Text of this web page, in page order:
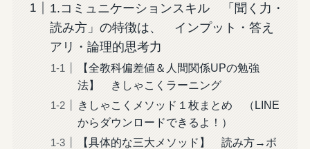
1.コミュニケーションスキル 「聞く力・
読み方」の特徴は、 インプット・答え
アリ・論理的思考力
【全教科偏差値＆人間関係UPの勉強
法】 きしゃこくラーニング
きしゃこくメソッド１枚まとめ （LINE
からダウンロードできるよ！）
【具体的な三大メソッド】 読み方→ボ